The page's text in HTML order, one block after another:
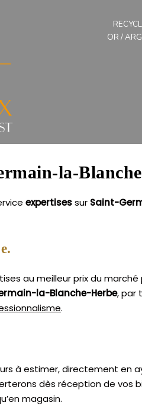
OR /
la-
expertisessur Saint-
au meilleur prix du
la-Blanche-Herbe, par
.
à estimer, directement en
dès réception de vos
magasin.